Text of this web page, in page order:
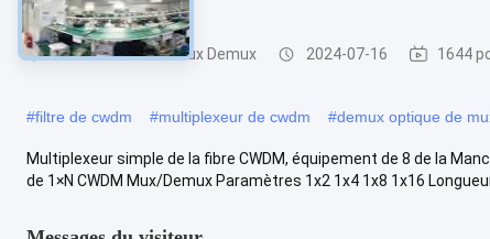
Module de CWDM Mux Demux 2024-07-16 1644
#filtre de cwdm #multiplexeur de cwdm #demux optique de
Multiplexeur simple de la fibre CWDM, équipement de 8 de la
de 1×N CWDM Mux/Demux Paramètres 1x2 1x4 1x8 1x16 Longueur